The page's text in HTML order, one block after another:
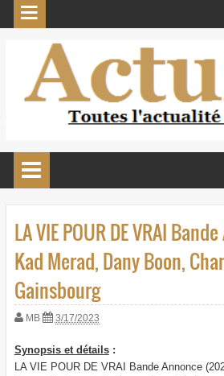
LA VIE POUR DE VRAI
Kad Merad, Dany Boon,
Gainsbourg
MB 3/17/2023
Synopsis et détails:
LA VIE POUR DE VRAI Bande Annonce